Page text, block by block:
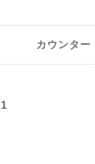
カウンター